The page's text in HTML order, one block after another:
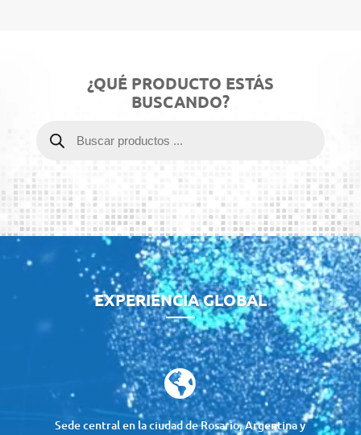
¿QUÉ PRODUCTO ESTÁS
BUSCANDO?
productos
Reproductor
EXPERIENCIA GLOBAL

Sede central en la ciudad de Rosario, Argentina y